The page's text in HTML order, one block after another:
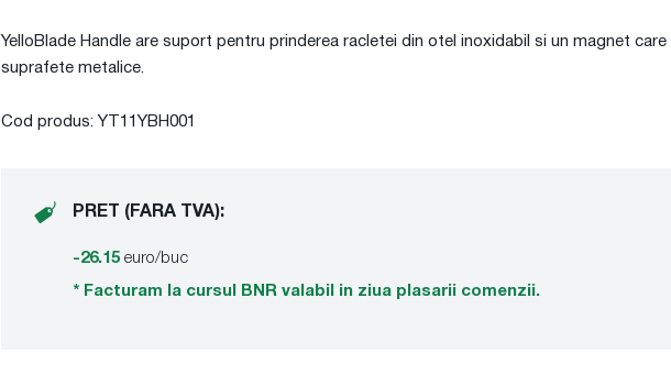
YelloBlade Handle are suport pentru prinderea racletei din otel inoxidabil si un magnet
suprafete metalice.
Cod produs: YT11YBH001
PRET (FARA TVA):
-26.15 euro/buc
* Facturam la cursul BNR valabil in ziua plasarii comenzii.